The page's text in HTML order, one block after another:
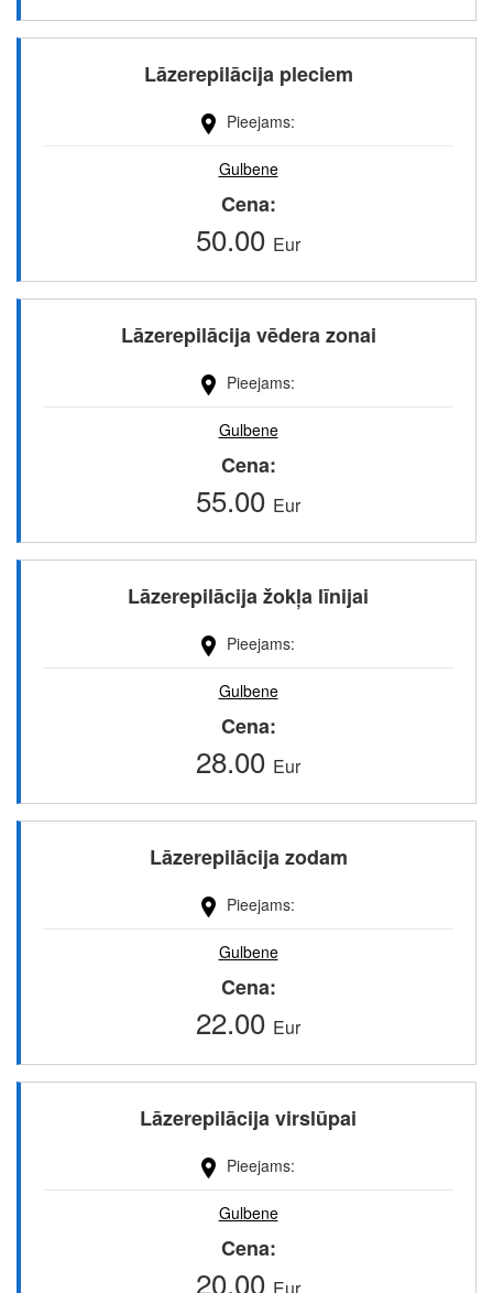
Lāzerepilācija pleciem
Pieejams
Gulbene
Cena
50.00 Eur
Lāzerepilācija vēdera zonai
Pieejams
Gulbene
Cena
55.00 Eur
Lāzerepilācija žokļa līnijai
Pieejams
Gulbene
Cena
28.00 Eur
Lāzerepilācija zodam
Pieejams
Gulbene
Cena
22.00 Eur
Lāzerepilācija virslūpai
Pieejams
Gulbene
Cena
20.00 Eur